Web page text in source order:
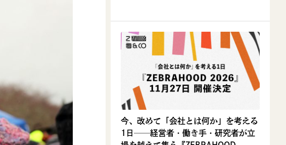
今、改めて「会社とは何か」を考える
1日──経営者・働き手・研究者が立